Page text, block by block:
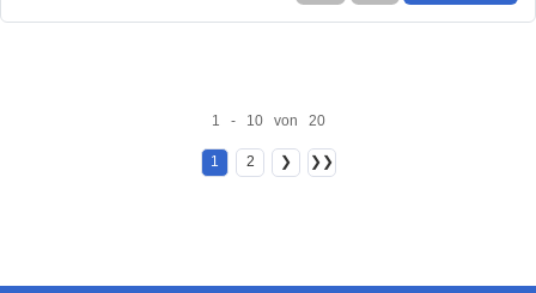
1 - 10 von 20
1 2 ❯ ❯❯